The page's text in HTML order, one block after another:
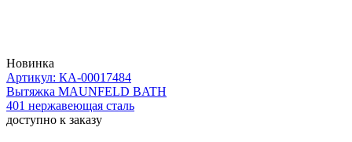
Новинка
Артикул: КА-00017484
Вытяжка MAUNFELD BATH
401 нержавеющая сталь
доступно к заказу